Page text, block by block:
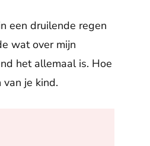
een druilende regen
wat over mijn
het allemaal is. Hoe
je kind.